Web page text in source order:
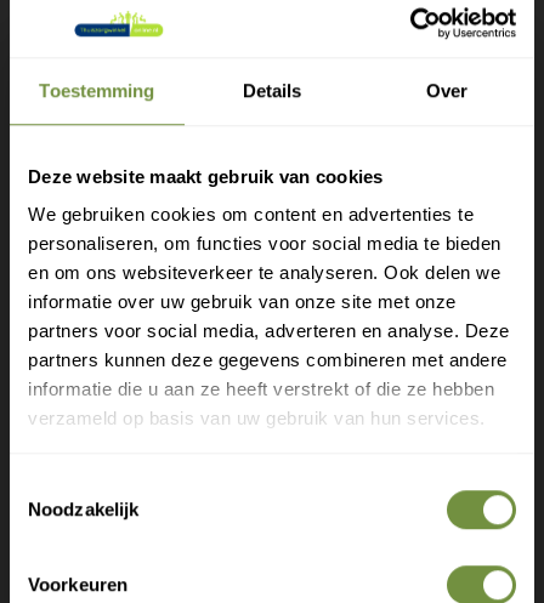
Toestemming Details Over
Deze website maakt gebruik van cookies
We gebruiken cookies om content en advertenties te
personaliseren, om functies voor social media te bieden
en om ons websiteverkeer te analyseren. Ook delen we
informatie over uw gebruik van onze site met onze
partners voor social media, adverteren en analyse. Deze
partners kunnen deze gegevens combineren met andere
informatie die u aan ze heeft verstrekt of die ze hebben
verzameld op basis van uw gebruik van hun services.
Noodzakelijk
Voorkeuren
stijve brace met doelgerichte druk op de spierbuik het
pijnverlichting bij een tenniselleboog of golfelleboog.
De elleboogbrace is gemakkelijk verstelbaar dankzij
Verkrijgbaar in 5 maten. Bepaal uw maat met de
maattabel.
Heeft u een vraag of advies
langs in 1 van onze winkels.
Gratis verzending?
Laat je e-mail achter.
Meld je aan voor onze nieuwsbrief en
ontvang direct een gratis verzending
Deskundige tips over zorg en herstel